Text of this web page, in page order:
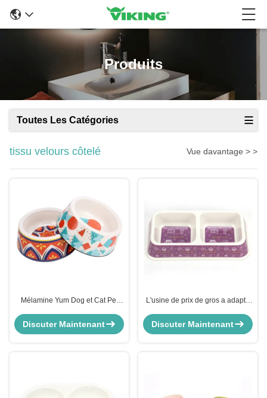
Produits
Toutes Les Catégories
tissu velours côtelé Vue davantage > >
Mélamine Yum Dog et Cat Pet
Pet Dish pour la nourriture ou
l'eau
Discuter Maintenant
L'usine de prix de gros a adapté
du client carrée Dog& Cat Pet
Bowl
Discuter Maintenant